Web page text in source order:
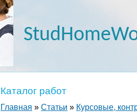
Каталог работ
Главная » Статьи » Курсовые,